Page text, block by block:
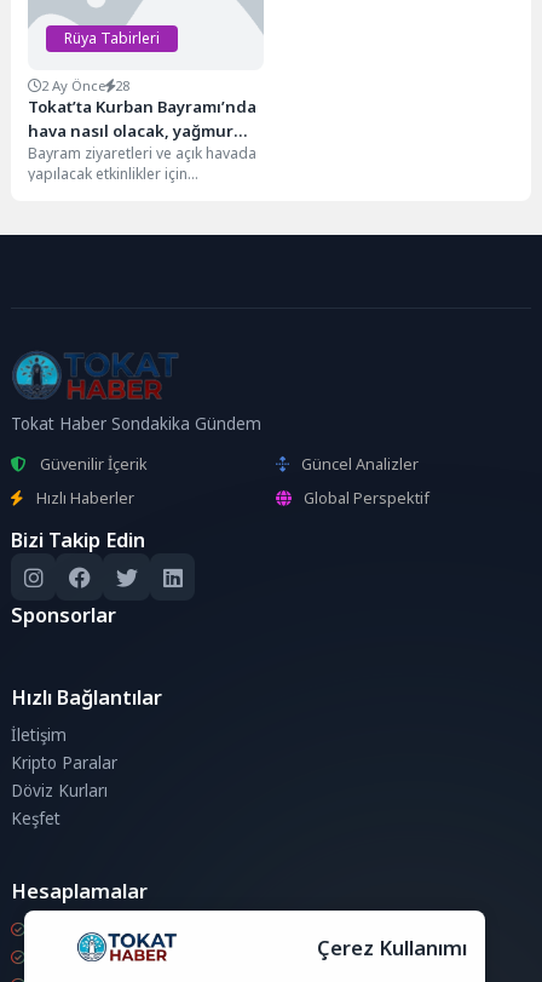
Rüya Tabirleri
2 Ay Önce 28
Tokat’ta Kurban Bayramı’nda
hava nasıl olacak, yağmur
yağacak mı? 27-31 Mayıs
Tokat hava durumu
Bayram ziyaretleri ve açık havada
yapılacak etkinlikler için
şartlarına göre...
Tokat Haber Sondakika Gündem
Güvenilir İçerik
Güncel Analizler
Hızlı Haberler
Global Perspektif
Bizi Takip Edin
Sponsorlar
Hızlı Bağlantılar
İletişim
Kripto Paralar
Döviz Kurları
Keşfet
Hesaplamalar
Kripto Para Hesaplama
Döviz Hesaplama
Çerez Kullanımı